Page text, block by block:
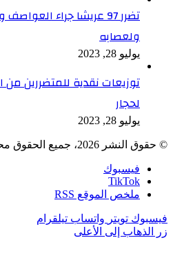
تضرر 97 عريشا جراء
ولعصابه
يوليو 28, 2023
توزيعات نقدية للمتضررين
لحجار
يوليو 28, 2023
© حقوق النشر 2026، جميع الحقوق محفوظة
فيسبوك
TikTok
ملخص الموقع RSS
فيسبوك تويتر واتساب تيلقرام
زر الذهاب إلى الأعلى